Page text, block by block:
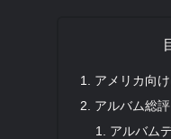
アメリカ向
アルバム総評
アルバム